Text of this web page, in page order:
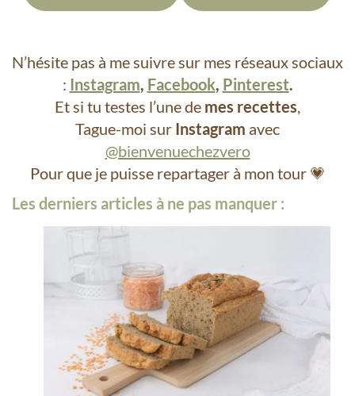
N’hésite pas à me suivre sur mes réseaux sociaux
: Instagram, Facebook, Pinterest.
Et si tu testes l’une de mes recettes
Tague-moi sur Instagram avec
@bienvenuechezvero
Pour que je puisse repartager à mon tour 💗
Les derniers articles à ne pas manquer :